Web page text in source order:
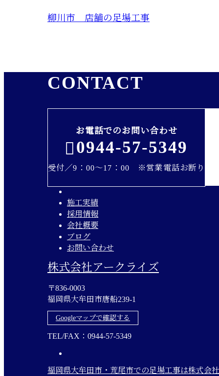
柳川市 店舗の足場工事
CONTACT
お電話でのお問い合わせ
0944-57-5349
受付／9：00～17：00 ※営業電話お断り
施工実績
採用情報
会社概要
ブログ
お問い合わせ
株式会社アークライズ
〒836-0003
福岡県大牟田市唐船239-1
Googleマップで確認する
TEL/FAX：0944-57-5349
福岡県大牟田市・荒尾市での足場工事は株式会